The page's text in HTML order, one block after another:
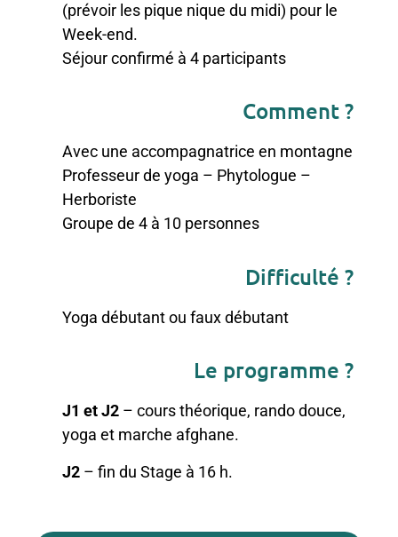
(prévoir les pique nique du midi) pour le
Week-end.
Séjour confirmé à 4 participants
Comment ?
Avec une accompagnatrice en montagne
Professeur de yoga – Phytologue –
Herboriste
Groupe de 4 à 10 personnes
Difficulté ?
Yoga débutant ou faux débutant
Le programme ?
J1 et J2 – cours théorique, rando douce,
yoga et marche afghane.
J2 – fin du Stage à 16 h.